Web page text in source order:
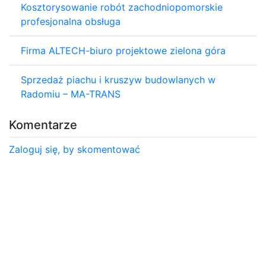
Kosztorysowanie robót zachodniopomorskie
profesjonalna obsługa
Firma ALTECH-biuro projektowe zielona góra
Sprzedaż piachu i kruszyw budowlanych w
Radomiu – MA-TRANS
Komentarze
Zaloguj się, by skomentować